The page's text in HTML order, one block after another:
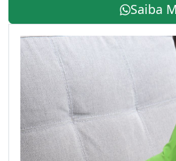
Saiba